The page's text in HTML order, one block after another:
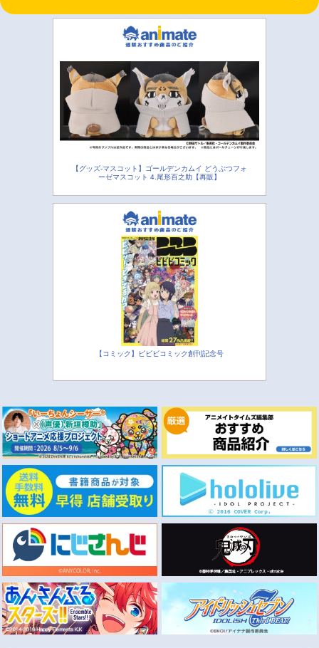
【グッズ-マスコット】ゴールデンカムイ どうぶつフォ
ーゼマスコット 4.尾形百之助【再販】
【コミック】ビビビコミック創刊記念号